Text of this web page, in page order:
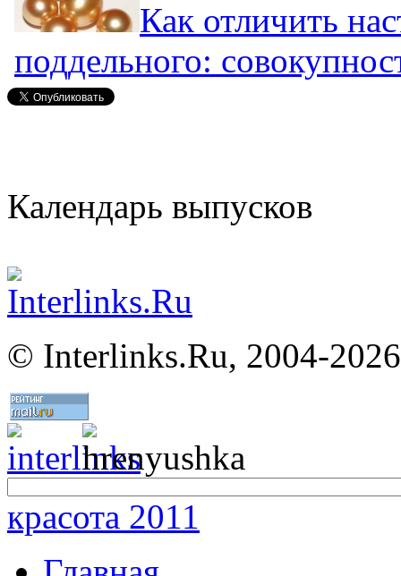
Как отличить
поддельного:
Календарь выпусков
© Interlinks.Ru, 2004-2026
красота 2011